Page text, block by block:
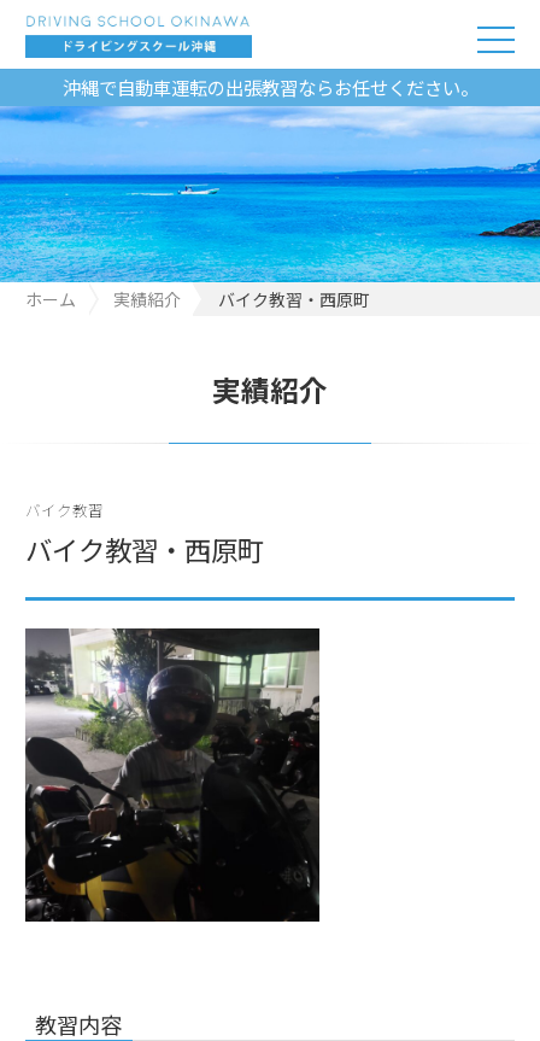
沖縄で自動車運転の出張教習ならお任せください。
ホーム 実績紹介 バイク教習・西原町
実績紹介
バイク教習
バイク教習・西原町
教習内容